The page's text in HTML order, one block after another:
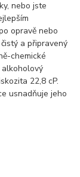
nebo jste
opravě nebo
a připravený
chemické
22,8 cP.
usnadňuje jeho